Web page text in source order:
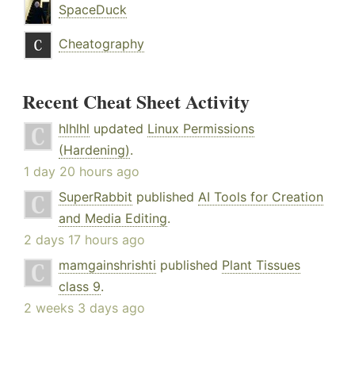
SpaceDuck
Cheatography
Recent Cheat Sheet Activity
hlhlhl updated Linux Permissions
(Hardening).
1 day 20 hours ago
SuperRabbit published AI Tools for Creation
and Media Editing.
2 days 17 hours ago
mamgainshrishti published Plant Tissues
class 9.
2 weeks 3 days ago